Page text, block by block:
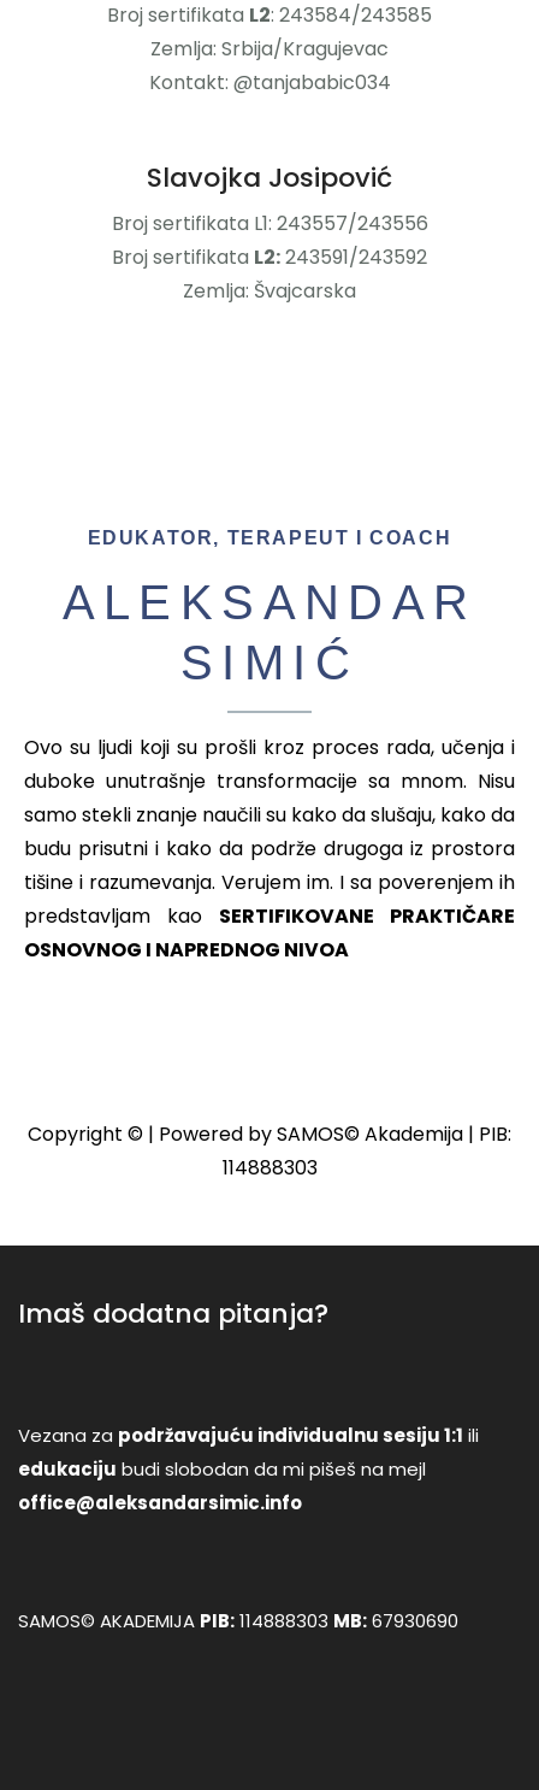
Broj sertifikata L2: 243584/243585
Zemlja: Srbija/Kragujevac
Kontakt: @tanjababic034
Slavojka Josipović
Broj sertifikata L1: 243557/243556
Broj sertifikata L2:243591/243592
Zemlja: Švajcarska
EDUKATOR, TERAPEUT I COACH
ALEKSANDAR
SIMIĆ
Ovo su ljudi koji su prošli kroz proces rada, učenja i
duboke unutrašnje transformacije sa mnom. Nisu
samo stekli znanje naučili su kako da slušaju, kako da
budu prisutni i kako da podrže drugoga iz prostora
tišine i razumevanja. Verujem im. I sa poverenjem ih
predstavljam kao SERTIFIKOVANE PRAKTIČARE
OSNOVNOG I NAPREDNOG NIVOA
Copyright © | Powered by SAMOS© Akademija | PIB:
114888303
Imaš dodatna pitanja?
Vezana za podržavajuću individualnu sesiju 1:1 ili
edukaciju budi slobodan da mi pišeš na mejl
office@aleksandarsimic.info
SAMOS© AKADEMIJA PIB:114888303 MB:67930690